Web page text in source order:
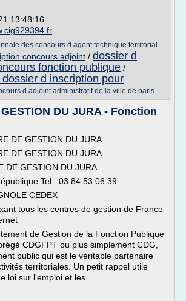
13:48:16
des concours d agent technique territorial
concours adjoint / dossier d
fonction publique /
d inscription pour
d adjoint administratif de la ville de paris
DU JURA - Fonction
DE GESTION DU JURA
DE GESTION DU JURA
DE GESTION DU JURA
Tel : 03 84 53 06 39
CEDEX
tous les centres de gestion de France
de Gestion de la Fonction Publique
CDGFPT ou plus simplement CDG,
public qui est le véritable partenaire
territoriales. Un petit rappel utile
loi sur l'emploi et les...